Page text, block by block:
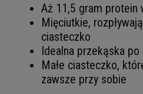
Aż 11,5 gram protein
Mięciutkie,
ciasteczko
Idealna przekąska
Małe ciasteczko,
zawsze przy sobie